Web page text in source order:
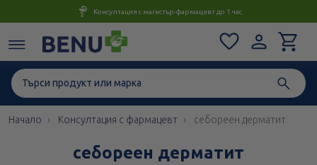
Консултация с магистър-фармацевт до 1 час
Начало Консултация с фармацевт себореен дерматит
себореен дерматит